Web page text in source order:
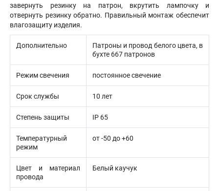
завернуть резинку на патрон, вкрутить лампочку и
отвернуть резинку обратно. Правильный монтаж обеспечит
влагозащиту изделия.
Дополнительно
Патроны и провод белого цвета, в
бухте 667 патронов
Режим свечения постоянное свечение
Срок службы 10 лет
Степень защиты IP 65
Температурный
режим
от -50 до +60
Цвет и материал
провода
Белый каучук